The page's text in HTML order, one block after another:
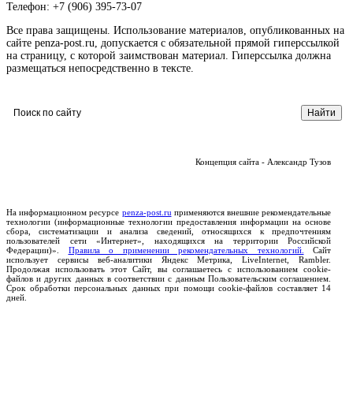
Телефон: +7 (906) 395-73-07
Все права защищены. Использование материалов, опубликованных на
сайте penza-post.ru, допускается с обязательной прямой гиперссылкой
на страницу, с которой заимствован материал. Гиперссылка должна
размещаться непосредственно в тексте.
Концепция сайта - Александр Тузов
На информационном ресурсе penza-post.ru применяются внешние рекомендательные
технологии (информационные технологии предоставления информации на основе
сбора, систематизации и анализа сведений, относящихся к предпочтениям
пользователей сети «Интернет», находящихся на территории Российской
Федерации)». Правила о применении рекомендательных технологий.
Сайт
использует сервисы веб-аналитики Яндекс Метрика, LiveInternet, Rambler.
Продолжая использовать этот Сайт, вы соглашаетесь с использованием cookie-
файлов и других данных в соответствии с данным Пользовательским соглашением.
Срок обработки персональных данных при помощи cookie-файлов составляет 14
дней.